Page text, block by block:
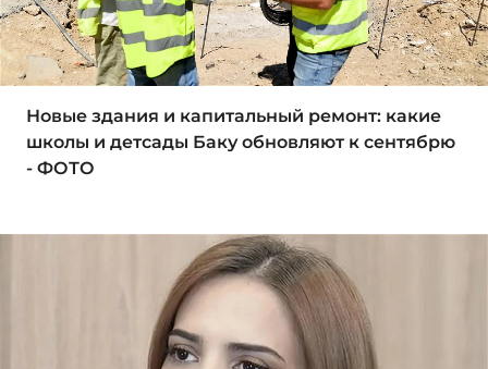
Новые здания и капитальный ремонт: какие
школы и детсады Баку обновляют к сентябрю
- ФОТО